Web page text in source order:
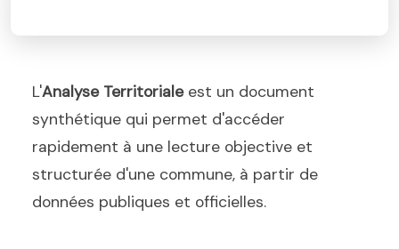
L'Analyse Territorialeest un document
synthétique qui permet d'accéder
rapidement à une lecture objective et
structurée d'une commune, à partir de
données publiques et officielles.